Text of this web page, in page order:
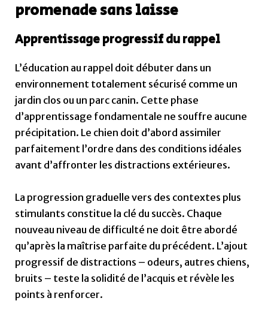
promenade sans laisse
Apprentissage progressif du rappel
L’éducation au rappel doit débuter dans un
environnement totalement sécurisé comme un
jardin clos ou un parc canin. Cette phase
d’apprentissage fondamentale ne souffre aucune
précipitation. Le chien doit d’abord assimiler
parfaitement l’ordre dans des conditions idéales
avant d’affronter les distractions extérieures.
La progression graduelle vers des contextes plus
stimulants constitue la clé du succès. Chaque
nouveau niveau de difficulté ne doit être abordé
qu’après la maîtrise parfaite du précédent. L’ajout
progressif de distractions – odeurs, autres chiens,
bruits – teste la solidité de l’acquis et révèle les
points à renforcer.